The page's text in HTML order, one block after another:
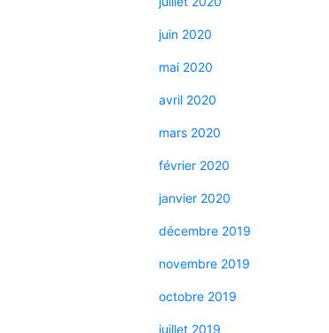
juin 2020
mai 2020
avril 2020
mars 2020
février 2020
janvier 2020
décembre 2019
novembre 2019
octobre 2019
juillet 2019